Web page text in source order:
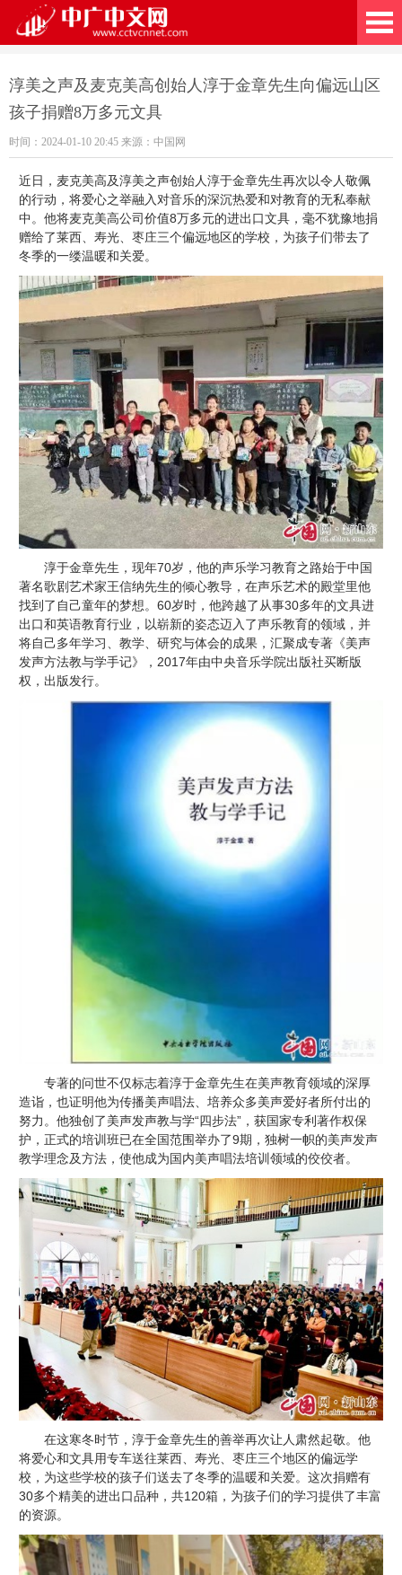
淳美之声及麦克美高创始人淳于金章先生向偏远山区
孩子捐赠8万多元文具
时间：2024-01-10 20:45 来源：中国网
近日，麦克美高及淳美之声创始人淳于金章先生再次以令人敬佩
的行动，将爱心之举融入对音乐的深沉热爱和对教育的无私奉献
中。他将麦克美高公司价值8万多元的进出口文具，毫不犹豫地捐
赠给了莱西、寿光、枣庄三个偏远地区的学校，为孩子们带去了
冬季的一缕温暖和关爱。
淳于金章先生，现年70岁，他的声乐学习教育之路始于中国
著名歌剧艺术家王信纳先生的倾心教导，在声乐艺术的殿堂里他
找到了自己童年的梦想。60岁时，他跨越了从事30多年的文具进
出口和英语教育行业，以崭新的姿态迈入了声乐教育的领域，并
将自己多年学习、教学、研究与体会的成果，汇聚成专著《美声
发声方法教与学手记》，2017年由中央音乐学院出版社买断版
权，出版发行。
专著的问世不仅标志着淳于金章先生在美声教育领域的深厚
造诣，也证明他为传播美声唱法、培养众多美声爱好者所付出的
努力。他独创了美声发声教与学“四步法”，获国家专利著作权保
护，正式的培训班已在全国范围举办了9期，独树一帜的美声发声
教学理念及方法，使他成为国内美声唱法培训领域的佼佼者。
在这寒冬时节，淳于金章先生的善举再次让人肃然起敬。他
将爱心和文具用专车送往莱西、寿光、枣庄三个地区的偏远学
校，为这些学校的孩子们送去了冬季的温暖和关爱。这次捐赠有
30多个精美的进出口品种，共120箱，为孩子们的学习提供了丰富
的资源。